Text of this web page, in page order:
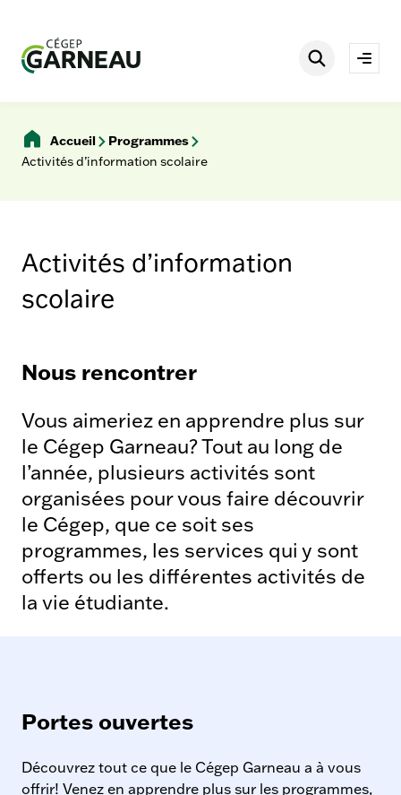
contenu
Rechercher
i
Accueil
Programmes
Activités d’information scolaire
Activités d’information
scolaire
Nous rencontrer
Vous aimeriez en apprendre plus sur
le Cégep Garneau? Tout au long de
l’année, plusieurs activités sont
organisées pour vous faire découvrir
le Cégep, que ce soit ses
programmes, les services qui y sont
offerts ou les différentes activités de
la vie étudiante.
Portes ouvertes
Découvrez tout ce que le Cégep Garneau a à vous
offrir! Venez en apprendre plus sur les programmes,